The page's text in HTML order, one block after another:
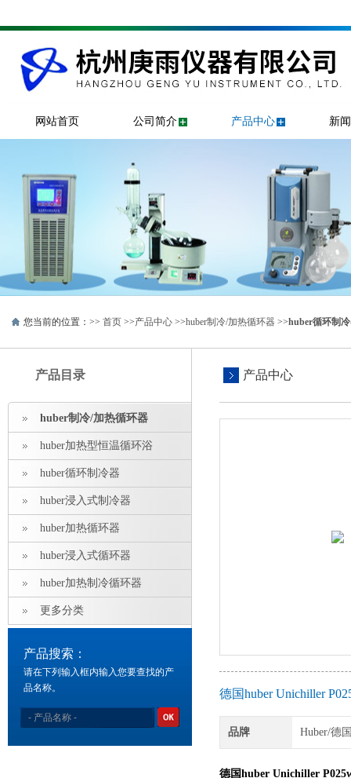
网站首页 公司简介 产品中心 新
您当前的位置：>> 首页 >>产品中心 >>huber制冷/加热循环器 >>huber循环制
产品目录
huber制冷/加热循环器
huber加热型恒温循环浴
huber循环制冷器
huber浸入式制冷器
huber加热循环器
huber浸入式循环器
huber加热制冷循环器
更多分类
产品搜索：
请在下列输入框内输入您要查找的产
品名称。
产品中心
德国huber Unichiller
品牌 Huber/德
德国huber Unichiller